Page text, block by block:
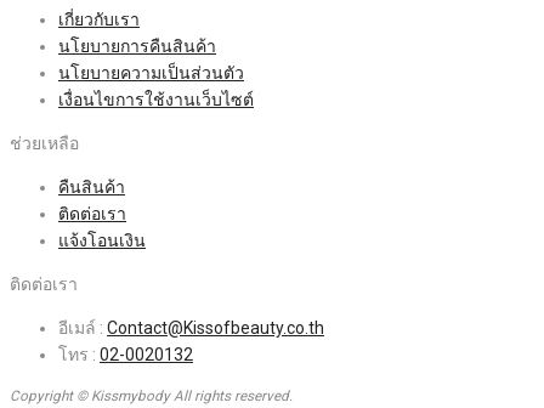
เกี่ยวกับเรา
นโยบายการคืนสินค้า
นโยบายความเป็นส่วนตัว
เงื่อนไขการใช้งานเว็บไซต์
ช่วยเหลือ
คืนสินค้า
ติดต่อเรา
แจ้งโอนเงิน
ติดต่อเรา
อีเมล์ : Contact@Kissofbeauty.co.th
โทร : 02-0020132
Copyright © Kissmybody All rights reserved.